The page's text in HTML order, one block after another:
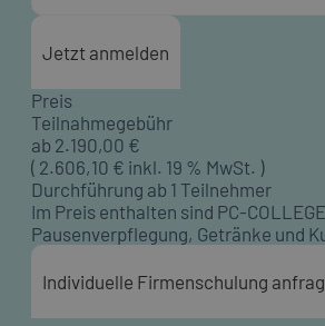
Jetzt anmelden
Preis
Teilnahmegebühr
ab 2.190,00 €
( 2.606,10 € inkl. 19 % MwSt. )
Durchführung ab 1 Teilnehmer
Im Preis enthalten sind PC-
Pausenverpflegung, Getränke und
Individuelle Firmenschulung